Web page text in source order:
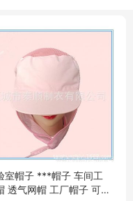
室帽子 ***帽子 车间工
透气网帽 工厂帽子 可定